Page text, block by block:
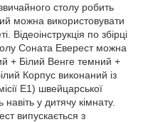
столу робить
можна використовувати
Відеоінструкція по збірці
Соната Еверест можна
+ Білий Венге темний +
Корпус виконаний із
Е1) швейцарської
у дитячу кімнату.
випускається з